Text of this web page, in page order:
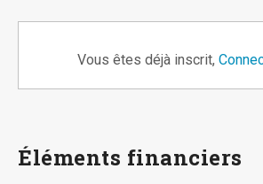
Vous êtes déjà inscrit,
Éléments financiers